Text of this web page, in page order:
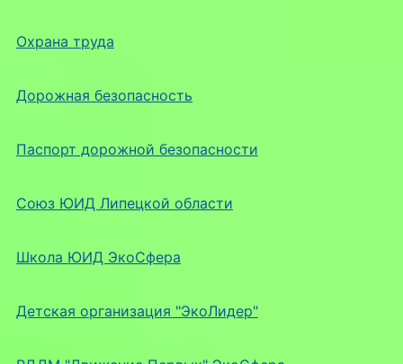
Охрана труда
Дорожная безопасность
Паспорт дорожной безопасности
Союз ЮИД Липецкой области
Школа ЮИД ЭкоСфера
Детская организация "ЭкоЛидер"